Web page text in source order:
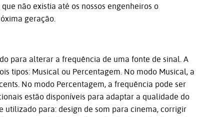
não existia até os nossos engenheiros o
geração.
para alterar a frequência de uma fonte de sinal. A
tipos: Musical ou Percentagem. No modo Musical, a
No modo Percentagem, a frequência pode ser
estão disponíveis para adaptar a qualidade do
utilizado para: design de som para cinema, corrigir